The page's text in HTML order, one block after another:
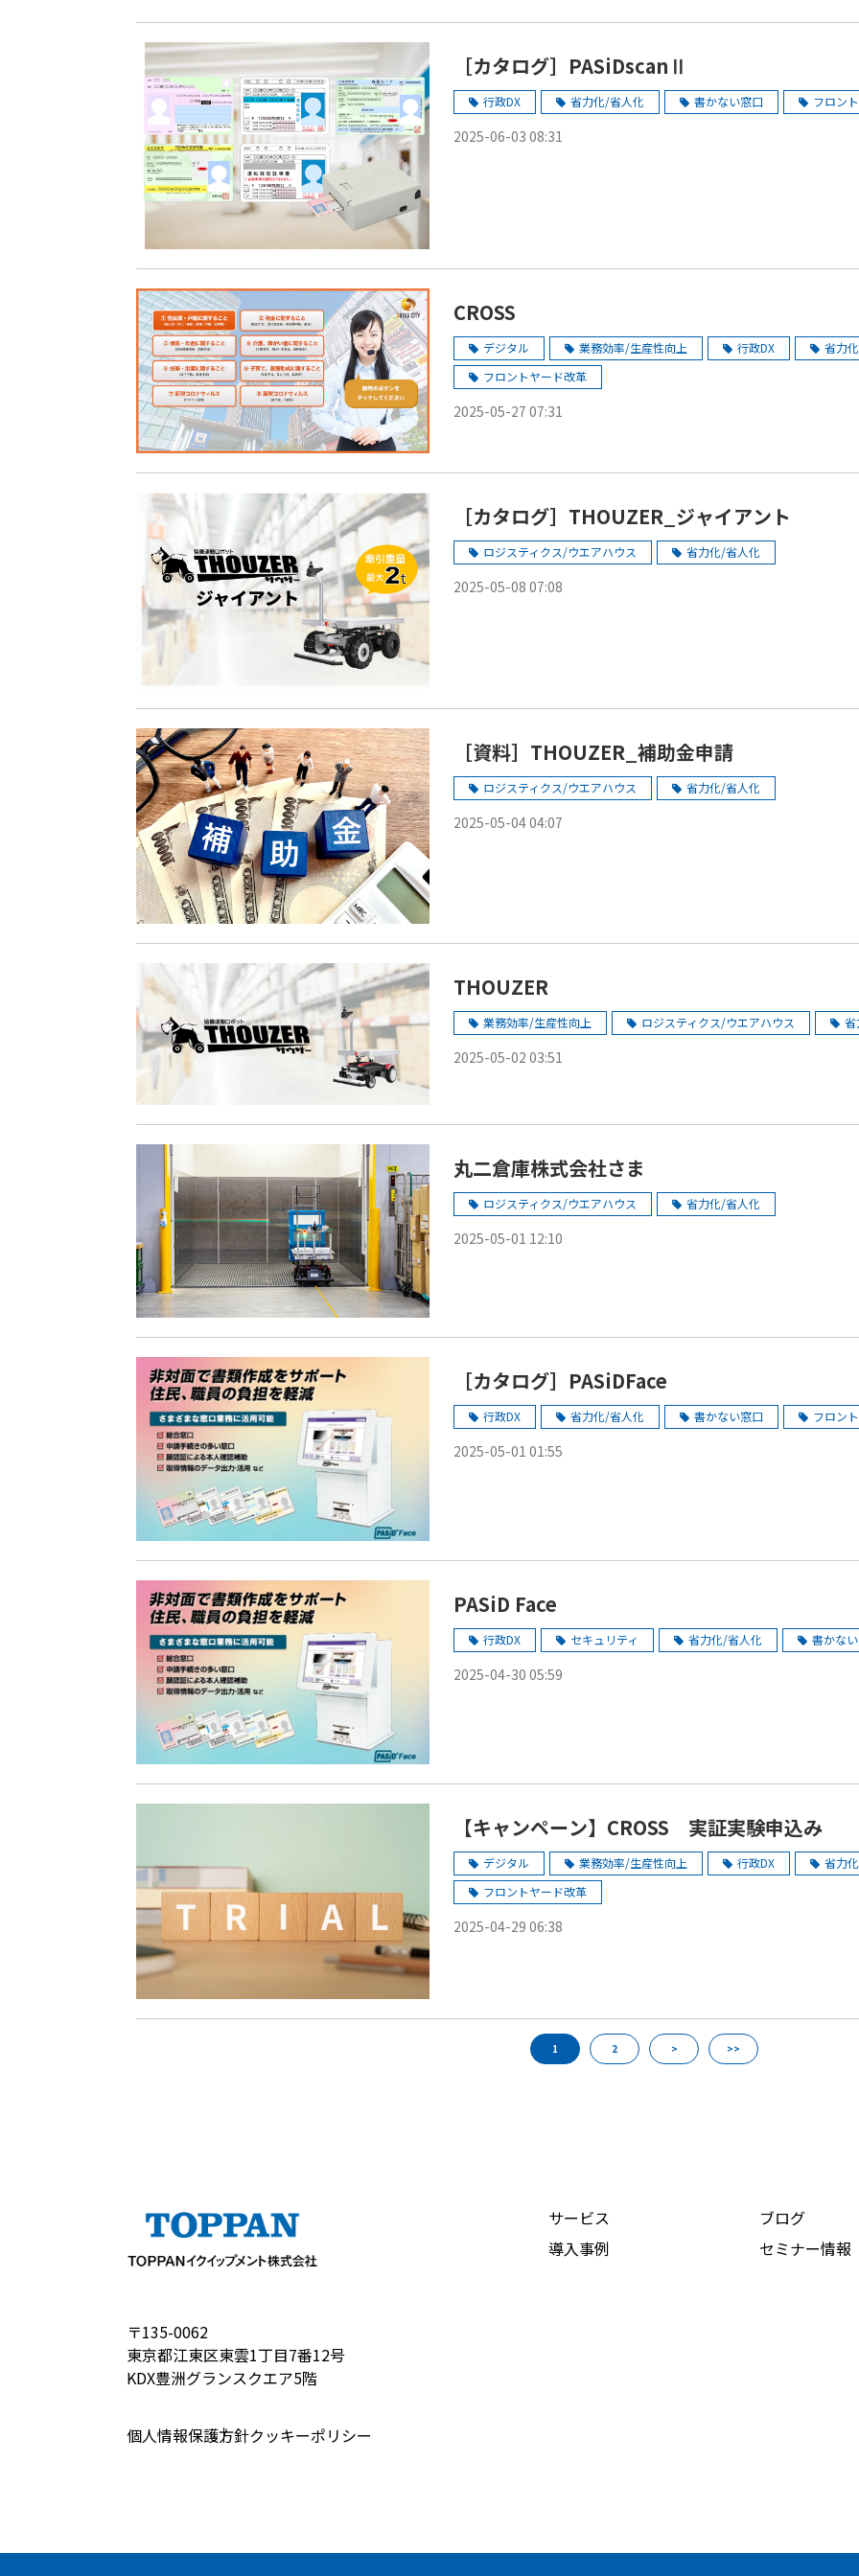
［カタログ］PASiDscanⅡ
行政DX 省力化/省人化 書かない窓口 フロン
2025-06-03 08:31
CROSS
デジタル 業務効率/生産性向上 行政DX 省力
フロントヤード改革
2025-05-27 07:31
［カタログ］THOUZER_ジャイアント
ロジスティクス/ウエアハウス 省力化/省人化
2025-05-08 07:08
［資料］THOUZER_補助金申請
ロジスティクス/ウエアハウス 省力化/省人化
2025-05-04 04:07
THOUZER
業務効率/生産性向上 ロジスティクス/ウエアハウス 省
2025-05-02 03:51
丸二倉庫株式会社さま
ロジスティクス/ウエアハウス 省力化/省人化
2025-05-01 12:10
［カタログ］PASiDFace
行政DX 省力化/省人化 書かない窓口 フロン
2025-05-01 01:55
PASiD Face
行政DX セキュリティ 省力化/省人化 書かな
2025-04-30 05:59
【キャンペーン】CROSS 実証実験申込み
デジタル 業務効率/生産性向上 行政DX 省力
フロントヤード改革
2025-04-29 06:38
1 2 > >>
〒135-0062
東京都江東区東雲1丁目7番12号
KDX豊洲グランスクエア5階
サービス
導入事例
ブログ
セミナー情報
個人情報保護方針クッキーポリシー